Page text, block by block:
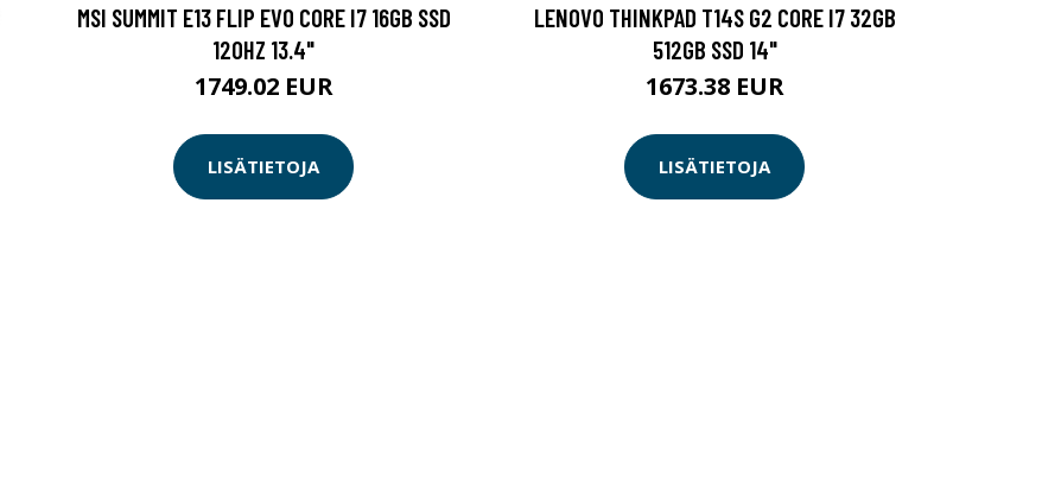
MSI SUMMIT E13 FLIP EVO CORE I7 16GB SSD
120HZ 13.4"
1749.02 EUR
LISÄTIETOJA
LENOVO THINKPAD T14S G2 CORE I7 32GB
512GB SSD 14"
1673.38 EUR
LISÄTIETOJA